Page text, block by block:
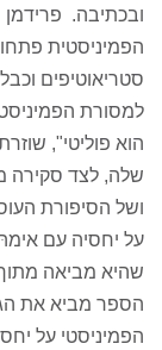
ובכתיבה.
הפמיניסטית פתחו
למסורת
הוא פוליטי",
שלה, לצד סקירה
ושל הסיפורת
על יחסיה עם
שהיא מביאה
הספר מביא את
הפמיניסטי על